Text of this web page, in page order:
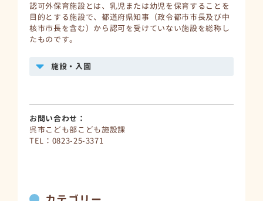
認可外保育施設とは、乳児または幼児を保育することを
目的とする施設で、都道府県知事（政令都市市長及び中
核市市長を含む）から認可を受けていない施設を総称し
たものです。
施設・入園
お問い合わせ：
呉市こども部こども施設課
TEL：0823-25-3371